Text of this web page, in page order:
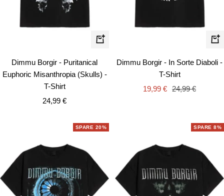
Schnellansicht
Dimmu Borgir - Puritanical
Euphoric Misanthropia (Skulls) -
T-Shirt
Angebotspreis
24,99 €
Dimmu Borgir - In Sorte Diaboli -
T-Shirt
Angebotspreis
19,99 € Regulärer
24,99 €
SPARE 20% SPARE 8%